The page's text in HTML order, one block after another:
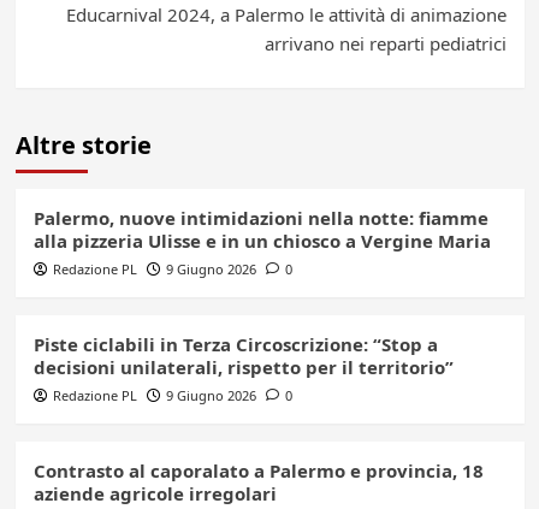
Educarnival 2024, a Palermo le attività di animazione
arrivano nei reparti pediatrici
Altre storie
Palermo, nuove intimidazioni nella notte: fiamme
alla pizzeria Ulisse e in un chiosco a Vergine Maria
Redazione PL 9 Giugno 2026 0
Piste ciclabili in Terza Circoscrizione: “Stop a
decisioni unilaterali, rispetto per il territorio”
Redazione PL 9 Giugno 2026 0
Contrasto al caporalato a Palermo e provincia, 18
aziende agricole irregolari